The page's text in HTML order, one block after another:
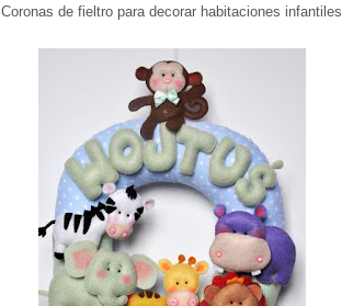
Coronas de fieltro para decorar habitaciones infantiles